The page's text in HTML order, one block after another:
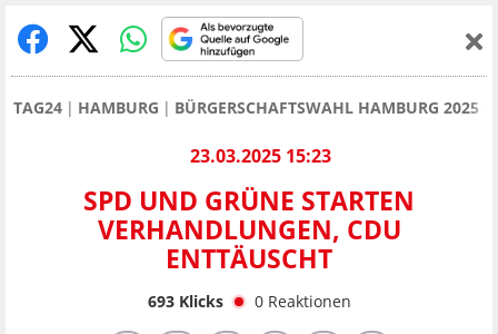
TAG24 HAMBURG BÜRGERSCHAFTSWAHL HAMBURG 2025
23.03.2025 15:23
SPD UND GRÜNE STARTEN
VERHANDLUNGEN, CDU
ENTTÄUSCHT
693Klicks 0 Reaktionen